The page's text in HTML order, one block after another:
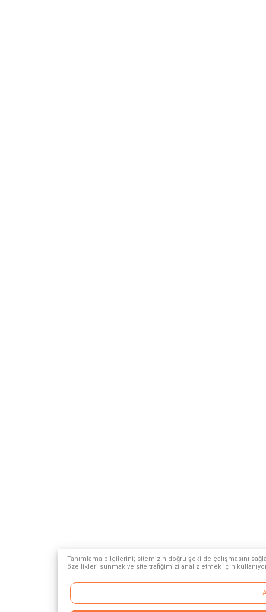
Tanımlama bilgilerini; sitemizin doğru şekilde çalışmasını
özellikleri sunmak ve site trafiğimizi analiz etmek için